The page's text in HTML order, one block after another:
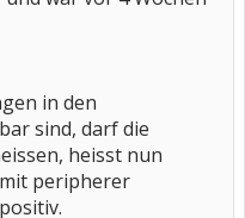
in den
sind, darf die
heisst nun
peripherer